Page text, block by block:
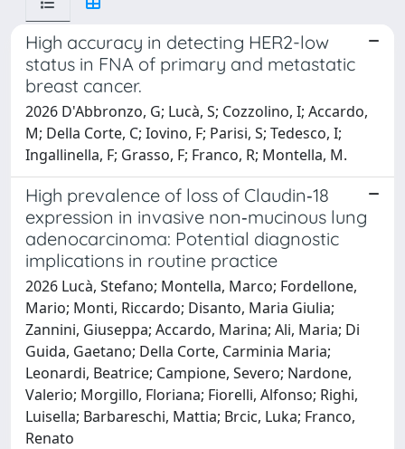
High accuracy in detecting HER2-low
status in FNA of primary and metastatic
breast cancer.
2026 D'Abbronzo, G; Lucà, S; Cozzolino, I; Accardo,
M; Della Corte, C; Iovino, F; Parisi, S; Tedesco, I;
Ingallinella, F; Grasso, F; Franco, R; Montella, M.
High prevalence of loss of Claudin‐18
expression in invasive non‐mucinous lung
adenocarcinoma: Potential diagnostic
implications in routine practice
2026 Lucà, Stefano; Montella, Marco; Fordellone,
Mario; Monti, Riccardo; Disanto, Maria Giulia;
Zannini, Giuseppa; Accardo, Marina; Ali, Maria; Di
Guida, Gaetano; Della Corte, Carminia Maria;
Leonardi, Beatrice; Campione, Severo; Nardone,
Valerio; Morgillo, Floriana; Fiorelli, Alfonso; Righi,
Luisella; Barbareschi, Mattia; Brcic, Luka; Franco,
Renato